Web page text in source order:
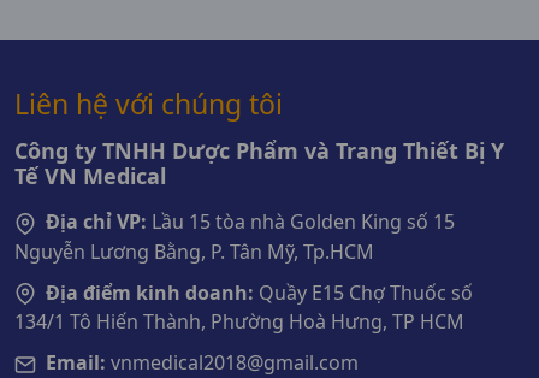
Liên hệ với chúng tôi
Công ty TNHH Dược Phẩm và Trang Thiết Bị Y
Tế VN Medical
Địa chỉ VP: Lầu 15 tòa nhà Golden King số 15
Nguyễn Lương Bằng, P. Tân Mỹ, Tp.HCM
Địa điểm kinh doanh: Quầy E15 Chợ Thuốc số
134/1 Tô Hiến Thành, Phường Hoà Hưng, TP HCM
Email: vnmedical2018@gmail.com